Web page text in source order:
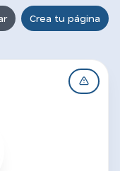
Crea tu página